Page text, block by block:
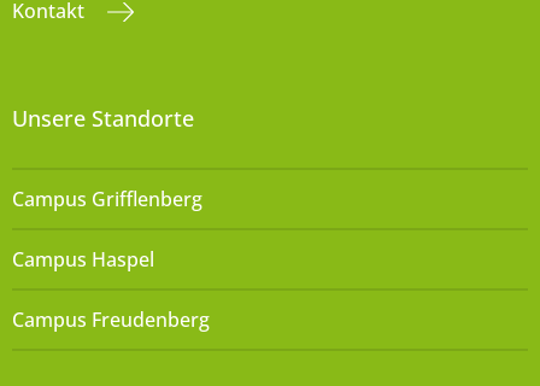
Kontakt
Unsere Standorte
Campus Grifflenberg
Campus Haspel
Campus Freudenberg